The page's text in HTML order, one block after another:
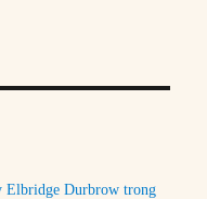
Elbridge Durbrow trong